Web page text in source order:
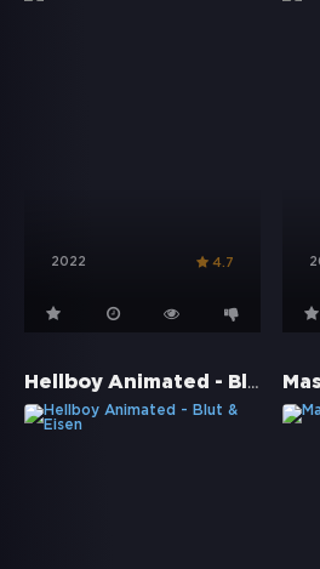
2022 4.7
Hellboy Animated - Blut & Eisen